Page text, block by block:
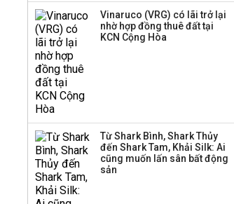
PNJ công bố thông tin
quyền tùy ý áp thuế
100% lên những đối tác
thương mại hàng đầu?
Vinaruco (VRG) có lãi trở lại
nhờ hợp đồng thuê đất tại
KCN Cộng Hòa
Từ Shark Bình, Shark Thủy
đến Shark Tam, Khải Silk: Ai
cũng muốn lấn sân bất động
sản